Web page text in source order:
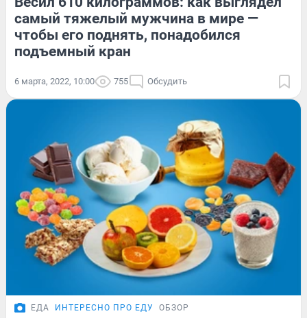
самый тяжелый мужчина в мире —
чтобы его поднять, понадобился
подъемный кран
6 марта, 2022, 10:00 755 Обсудить
ЕДА ИНТЕРЕСНО ПРО ЕДУ ОБЗОР